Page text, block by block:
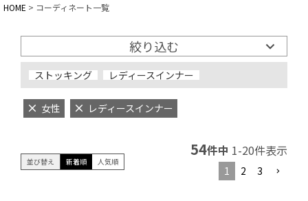
HOME コーディネート一覧
絞り込む
ストッキング レディースインナー
女性 レディースインナー
並び替え 新着順 人気順
54件中 1-20件表示
1 2 3